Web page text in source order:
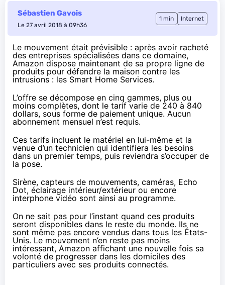
Sébastien Gavois
Le 27 avril 2018 à 09h36
1 min Internet
Le mouvement était prévisible : après avoir racheté
des entreprises spécialisées dans ce domaine,
Amazon dispose maintenant de sa propre ligne de
produits pour défendre la maison contre les
intrusions : les Smart Home Services.
L’offre se décompose en cinq gammes, plus ou
moins complètes, dont le tarif varie de 240 à 840
dollars, sous forme de paiement unique. Aucun
abonnement mensuel n’est requis.
Ces tarifs incluent le matériel en lui-même et la
venue d’un technicien qui identifiera les besoins
dans un premier temps, puis reviendra s’occuper de
la pose.
Sirène, capteurs de mouvements, caméras, Echo
Dot, éclairage intérieur/extérieur ou encore
interphone vidéo sont ainsi au programme.
On ne sait pas pour l’instant quand ces produits
seront disponibles dans le reste du monde. Ils ne
sont même pas encore vendus dans tous les États-
Unis. Le mouvement n’en reste pas moins
intéressant, Amazon affichant une nouvelle fois sa
volonté de progresser dans les domiciles des
particuliers avec ses produits connectés.